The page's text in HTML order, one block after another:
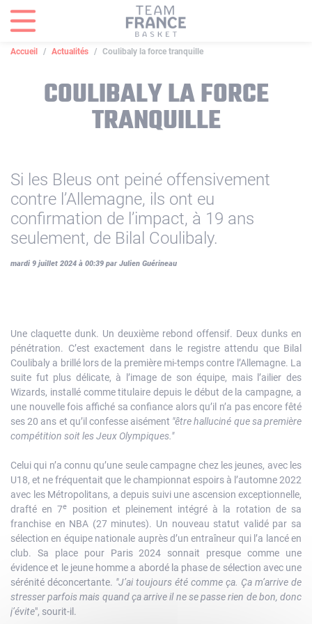
Accueil Actualités Coulibaly la force tranquille
COULIBALY LA FORCE
TRANQUILLE
Si les Bleus ont peiné offensivement
contre l’Allemagne, ils ont eu
confirmation de l’impact, à 19 ans
seulement, de Bilal Coulibaly.
mardi 9 juillet 2024 à 00:39 par Julien Guérineau
Une claquette dunk. Un deuxième rebond offensif. Deux dunks en
pénétration. C’est exactement dans le registre attendu que Bilal
Coulibaly a brillé lors de la première mi-temps contre l’Allemagne. La
suite fut plus délicate, à l’image de son équipe, mais l’ailier des
Wizards, installé comme titulaire depuis le début de la campagne, a
une nouvelle fois affiché sa confiance alors qu’il n’a pas encore fêté
ses 20 ans et qu’il confesse aisément "être halluciné que sa première
compétition soit les Jeux Olympiques."
Celui qui n’a connu qu’une seule campagne chez les jeunes, avec les
U18, et ne fréquentait que le championnat espoirs à l’automne 2022
avec les Métropolitans, a depuis suivi une ascension exceptionnelle,
drafté en 7e
position et pleinement intégré à la rotation de sa
franchise en NBA (27 minutes). Un nouveau statut validé par sa
sélection en équipe nationale auprès d’un entraîneur qui l’a lancé en
club. Sa place pour Paris 2024 sonnait presque comme une
évidence et le jeune homme a abordé la phase de sélection avec une
sérénité déconcertante. "J’ai toujours été comme ça. Ça m’arrive de
stresser parfois mais quand ça arrive il ne se passe rien de bon, donc
j’évite", sourit-il.
Panneau de gestion des cookies